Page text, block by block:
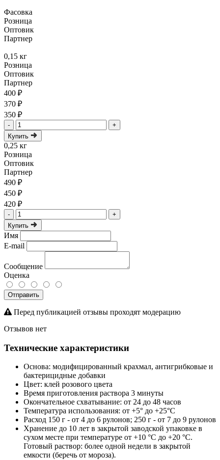
Фасовка
Розница
Оптовик
Партнер
0,15 кг
Розница
Оптовик
Партнер
400 ₽
370 ₽
350 ₽
-
+
Купить
0,25 кг
Розница
Оптовик
Партнер
490 ₽
450 ₽
420 ₽
-
+
Купить
Имя
E-mail
Сообщение
Оценка
Отправить
Перед публикацией отзывы проходят модерацию
Отзывов нет
Технические характеристики
Основа: модифицированный крахмал, антигрибковые и
бактерицидные добавки
Цвет: клей розового цвета
Время приготовления раствора 3 минуты
Окончательное схватывание: от 24 до 48 часов
Температура использования: от +5° до +25°C
Расход 150 г - от 4 до 6 рулонов; 250 г - от 7 до 9 рулонов
Хранение до 10 лет в закрытой заводской упаковке в
сухом месте при температуре от +10 °С до +20 °С.
Готовый раствор: более одной недели в закрытой
емкости (беречь от мороза).